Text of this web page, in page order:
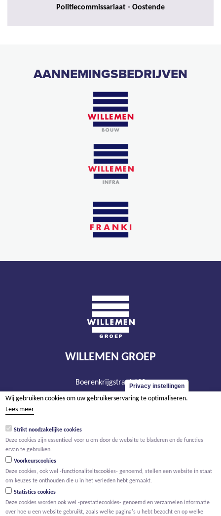
Politiecommissariaat - Oostende
AANNEMINGSBEDRIJVEN
WILLEMEN GROEP
Boerenkrijgstraat 133
BE - 2800 Mechelen
BTW BE 0466.256.432
Privacy instellingen
Wij gebruiken cookies om uw gebruikerservaring te optimaliseren.
Lees meer
Strikt noodzakelijke cookies
Deze cookies zijn essentieel voor u om door de website te bladeren en de functies
ervan te gebruiken.
Voorkeurscookies
Deze cookies, ook wel -functionaliteitscookies- genoemd, stellen een website in staat
om keuzes te onthouden die u in het verleden hebt gemaakt.
Statistics cookies
Deze cookies worden ook wel -prestatiecookies- genoemd en verzamelen informatie
over hoe u een website gebruikt, zoals welke pagina's u hebt bezocht en op welke